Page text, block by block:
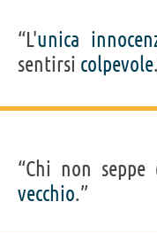
“L'unica
sentirsi colpevole
“Chi non seppe
vecchio.”